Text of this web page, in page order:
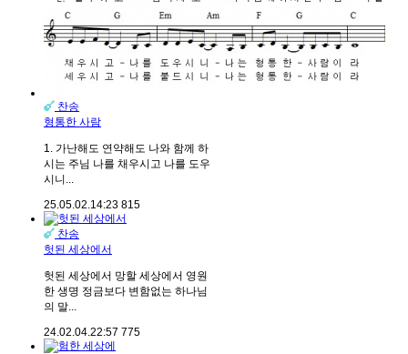
찬송
형통한 사람
1. 가난해도 연약해도 나와 함께 하
시는 주님 나를 채우시고 나를 도우
시니...
25.05.02.14:23 815
찬송
헛된 세상에서
헛된 세상에서 망할 세상에서 영원
한 생명 정금보다 변함없는 하나님
의 말...
24.02.04.22:57 775